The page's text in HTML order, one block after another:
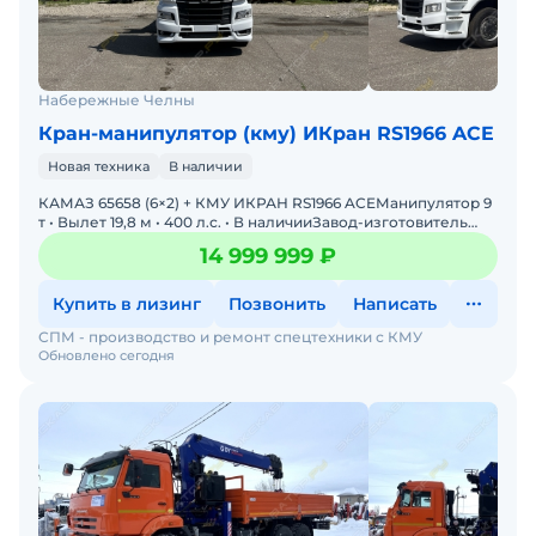
фанера
— Петли крепления груза
— Надставка переднего борта
— Фаркоп в рабочем положении
Почему выбирают Завод СПМ
— 13 лет на рынке спецтехники
— Собственные производственные площади
— Производим бортовые автомобили с КМУ под
ключ
— Работаем по всей России
ЭПТС 2026 г., паспорт КМА, руководство на
русском языке.
Изготавливаем КАМАЗ с краном-манипулятором
под ваши задачи — возможна доработка
комплектации.
Звоните или пишите — рассчитаем стоимость и
Набережные Челны
Кран-манипулятор (кму) ИКран RS1966 ACE
Новая техника В наличии
КАМАЗ 65658 (6×2) + КМУ ИКРАН RS1966 ACEМанипулятор 9
т • Вылет 19,8 м • 400 л.с. • В наличииЗавод-изготовитель
спецтехники СПМ предлагаетб
14 999 999 ₽
Купить в лизинг Позвонить Написать
Обновлено сегодня
СПМ - производство и ремонт спецтехники с КМУ